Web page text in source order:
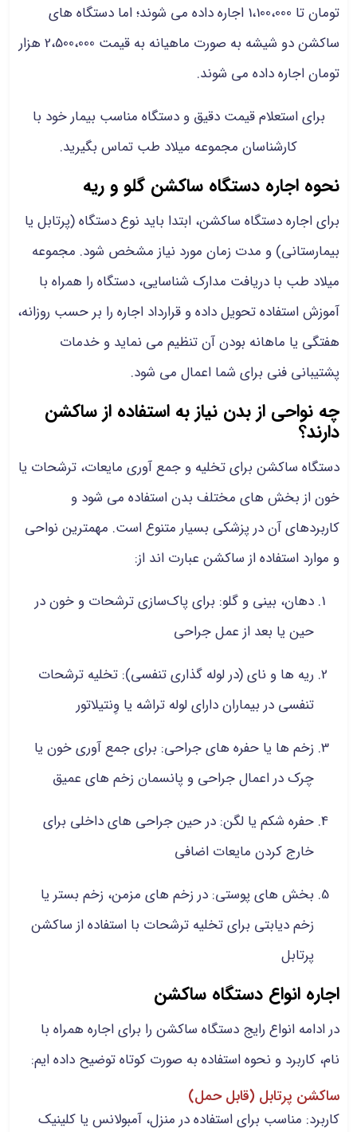
تومان تا 1،100،000 اجاره داده می شوند؛ اما دستگاه های
ساکشن دو شیشه به صورت ماهیانه به قیمت 2،500،000 هزار
تومان اجاره داده می شوند.
برای استعلام قیمت دقیق و دستگاه مناسب بیمار خود با
کارشناسان مجموعه میلاد طب تماس بگیرید.
نحوه اجاره دستگاه ساکشن گلو و ریه
برای اجاره دستگاه ساکشن، ابتدا باید نوع دستگاه (پرتابل یا
بیمارستانی) و مدت زمان مورد نیاز مشخص شود. مجموعه
میلاد طب با دریافت مدارک شناسایی، دستگاه را همراه با
آموزش استفاده تحویل داده و قرارداد اجاره را بر حسب روزانه،
هفتگی یا ماهانه بودن آن تنظیم می نماید و خدمات
پشتیبانی فنی برای شما اعمال می شود.
چه نواحی از بدن نیاز به استفاده از ساکشن
دارند؟
دستگاه ساکشن برای تخلیه و جمع آوری مایعات، ترشحات یا
خون از بخش های مختلف بدن استفاده می شود و
کاربردهای آن در پزشکی بسیار متنوع است. مهمترین نواحی
و موارد استفاده از ساکشن عبارت اند از:
دهان، بینی و گلو: برای پاک‌سازی ترشحات و خون در
حین یا بعد از عمل جراحی
ریه ها و نای (در لوله گذاری تنفسی): تخلیه ترشحات
تنفسی در بیماران دارای لوله تراشه یا وِنتیلاتور
زخم ها یا حفره های جراحی: برای جمع آوری خون یا
چرک در اعمال جراحی و پانسمان زخم های عمیق
حفره شکم یا لگن: در حین جراحی های داخلی برای
خارج کردن مایعات اضافی
بخش های پوستی: در زخم های مزمن، زخم بستر یا
زخم دیابتی برای تخلیه ترشحات با استفاده از ساکشن
پرتابل
اجاره انواع دستگاه ساکشن
در ادامه انواع رایج دستگاه ساکشن را برای اجاره همراه با
نام، کاربرد و نحوه استفاده به صورت کوتاه توضیح داده‌ ایم:
ساکشن پرتابل (قابل حمل)
کاربرد: مناسب برای استفاده در منزل، آمبولانس یا کلینیک